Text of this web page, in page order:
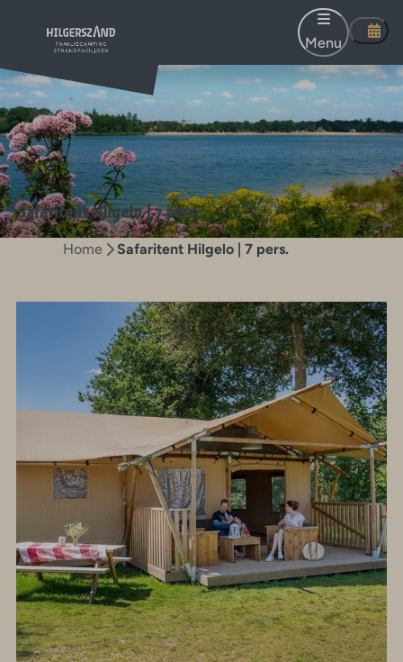
Menu
Safaritent Hilgelo | 7 pers.
Home Safaritent Hilgelo | 7 pers.